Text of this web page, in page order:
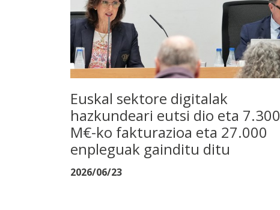
Euskal sektore digitalak
hazkundeari eutsi dio eta 7.300
M€-ko fakturazioa eta 27.000
enpleguak gainditu ditu
2026/06/23